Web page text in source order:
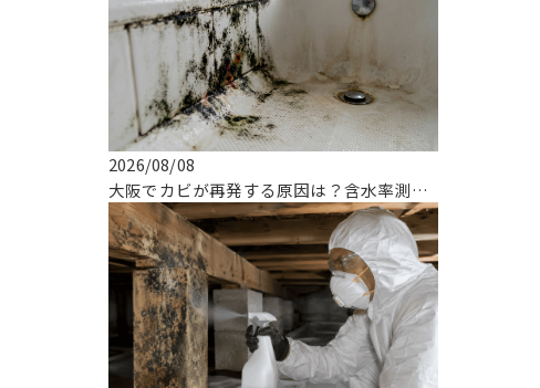
2026/08/08
大阪でカビが再発する原因は？含水率測定と真菌検査で根治する